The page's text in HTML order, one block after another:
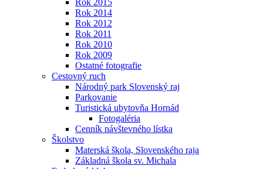
Rok 2015
Rok 2014
Rok 2012
Rok 2011
Rok 2010
Rok 2009
Ostatné fotografie
Cestovný ruch
Národný park Slovenský raj
Parkovanie
Turistická ubytovňa Hornád
Fotogaléria
Cenník návštevného lístka
Školstvo
Materská škola, Slovenského raja
Základná škola sv. Michala